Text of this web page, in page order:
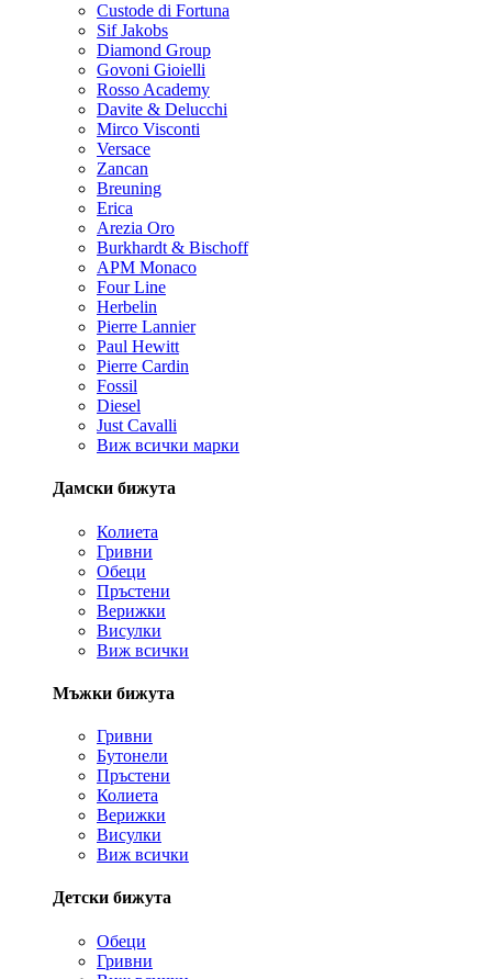
Custode di Fortuna
Sif Jakobs
Diamond Group
Govoni Gioielli
Rosso Academy
Davite & Delucchi
Mirco Visconti
Versace
Zancan
Breuning
Erica
Arezia Oro
Burkhardt & Bischoff
APM Monaco
Four Line
Herbelin
Pierre Lannier
Paul Hewitt
Pierre Cardin
Fossil
Diesel
Just Cavalli
Виж всички марки
Дамски бижута
Колиета
Гривни
Обеци
Пръстени
Верижки
Висулки
Виж всички
Мъжки бижута
Гривни
Бутонели
Пръстени
Колиета
Верижки
Висулки
Виж всички
Детски бижута
Обеци
Гривни